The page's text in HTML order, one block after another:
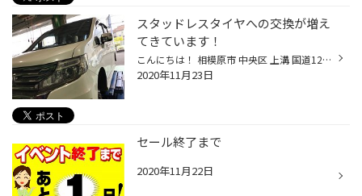
スタッドレスタイヤへの交換が増え
てきています！
こんにちは！ 相模原市 中央区 上溝 国道129号線沿い 山岡家 さん横の タイヤ館相模原店 藤本です(((o(*ﾟ▽ﾟ*)o))) 当店のホームページをご覧いただきありがとうございます(*´ω｀*) 本日は 季節的にとても増えてきている脱着作業で ホンダ ステップワゴン の スタッドレスタイヤへの 脱着をご紹介い...
2020年11月23日
セール終了まで
2020年11月22日